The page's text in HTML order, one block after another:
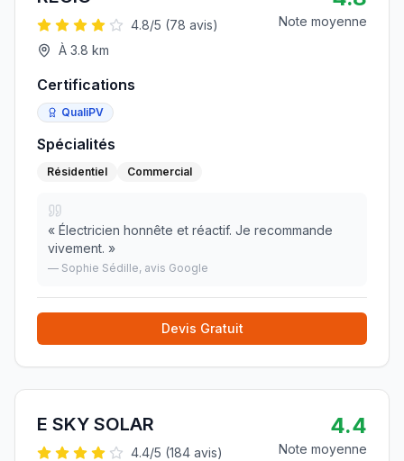
4.8/5 (78 avis)
À 3.8 km
Note moyenne
Certifications
QualiPV
Spécialités
Résidentiel Commercial
« Électricien honnête et réactif. Je recommande
vivement. »
— Sophie Sédille, avis Google
Devis Gratuit
E SKY SOLAR
4.4/5 (184 avis)
4.4
Note moyenne